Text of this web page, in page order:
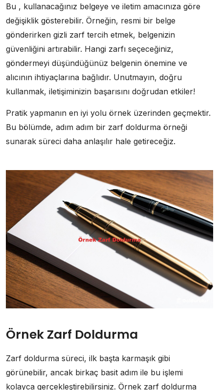
Bu , kullanacağınız belgeye ve iletim amacınıza göre
değişiklik gösterebilir. Örneğin, resmi bir belge
gönderirken gizli zarf tercih etmek, belgenizin
güvenliğini artırabilir. Hangi zarfı seçeceğiniz,
göndermeyi düşündüğünüz belgenin önemine ve
alıcının ihtiyaçlarına bağlıdır. Unutmayın, doğru
kullanmak, iletişiminizin başarısını doğrudan etkiler!
Pratik yapmanın en iyi yolu örnek üzerinden geçmektir.
Bu bölümde, adım adım bir zarf doldurma örneği
sunarak süreci daha anlaşılır hale getireceğiz.
Örnek Zarf Doldurma
Zarf doldurma süreci, ilk başta karmaşık gibi
görünebilir, ancak birkaç basit adım ile bu işlemi
kolayca gerçekleştirebilirsiniz. Örnek zarf doldurma